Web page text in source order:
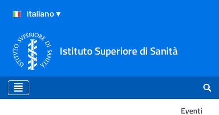
Istituto Superiore di Sanità
Eventi